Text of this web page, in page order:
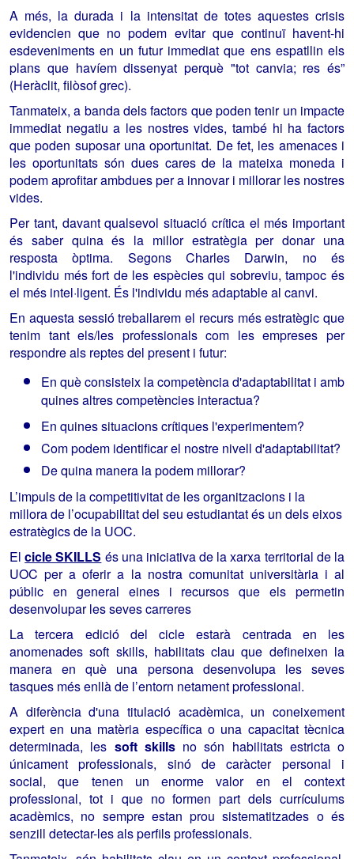
A més, la durada i la intensitat de totes aquestes crisis
evidencien que no podem evitar que continuï havent-hi
esdeveniments en un futur immediat que ens espatllin els
plans que havíem dissenyat perquè "tot canvia; res és”
(Heràclit, filòsof grec).
Tanmateix, a banda dels factors que poden tenir un impacte
immediat negatiu a les nostres vides, també hi ha factors
que poden suposar una oportunitat. De fet, les amenaces i
les oportunitats són dues cares de la mateixa moneda i
podem aprofitar ambdues per a innovar i millorar les nostres
vides.
Per tant, davant qualsevol situació crítica el més important
és saber quina és la millor estratègia per donar una
resposta òptima. Segons Charles Darwin, no és
l'individu més fort de les espècies qui sobreviu, tampoc és
el més intel·ligent. És l'individu més adaptable al canvi.
En aquesta sessió treballarem el recurs més estratègic que
tenim tant els/les professionals com les empreses per
respondre als reptes del present i futur:
En què consisteix la competència d'adaptabilitat i amb
quines altres competències interactua?
En quines situacions crítiques l'experimentem?
Com podem identificar el nostre nivell d'adaptabilitat?
De quina manera la podem millorar?
L’impuls de la competitivitat de les organitzacions i la
millora de l’ocupabilitat del seu estudiantat és un dels eixos
estratègics de la UOC.
Elcicle SKILLS és una iniciativa de la xarxa territorial de la
UOC per a oferir a la nostra comunitat universitària i al
públic en general eines i recursos que els permetin
desenvolupar les seves carreres
La tercera edició del cicle estarà centrada en les
anomenades soft skills, habilitats clau que defineixen la
manera en què una persona desenvolupa les seves
tasques més enllà de l’entorn netament professional.
A diferència d'una titulació acadèmica, un coneixement
expert en una matèria específica o una capacitat tècnica
determinada, les soft skills no són habilitats estricta o
únicament professionals, sinó de caràcter personal i
social, que tenen un enorme valor en el context
professional, tot i que no formenpart dels currículums
acadèmics, no sempre estan prou sistematitzades o és
senzill detectar-les als perfils professionals.